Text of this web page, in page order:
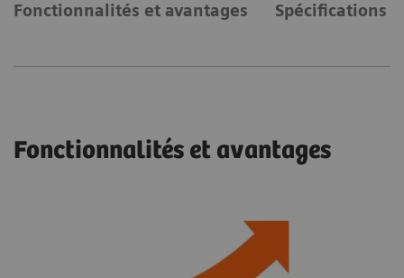
Fonctionnalités et avantages Spécifications
Fonctionnalités et avantages